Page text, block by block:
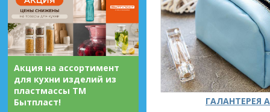
Акция на ассортимент
для кухни изделий из
пластмассы ТМ
Бытпласт!
ГАЛАНТЕРЕЯ